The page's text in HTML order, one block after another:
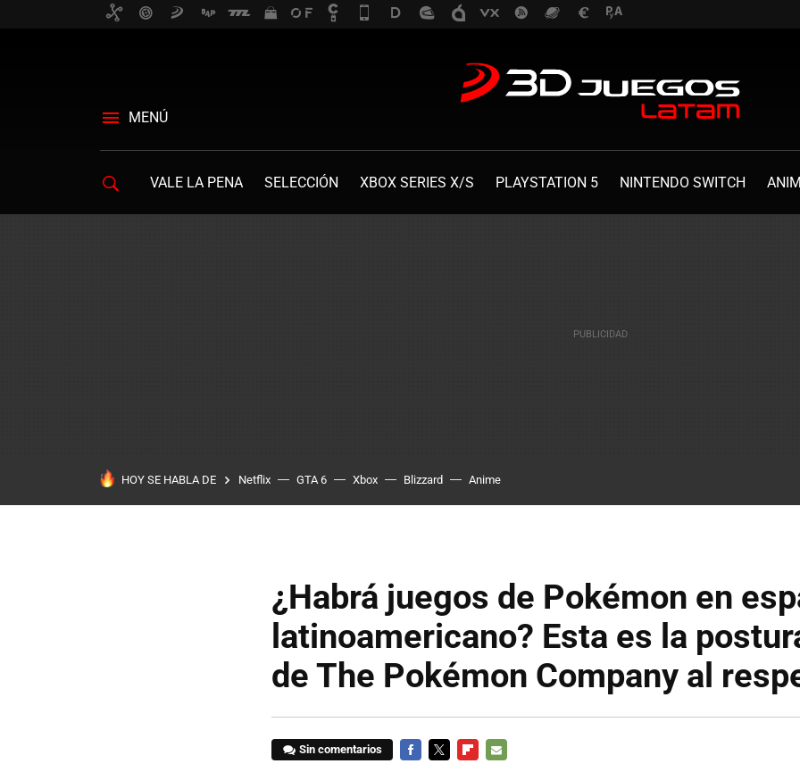
MENÚ
VALE LA PENA SELECCIÓN XBOX SERIES X/S PLAYSTATION 5 NINTENDO SWITCH
HOY SE HABLA DE Netflix GTA 6 Xbox Blizzard Anime
¿Habrá juegos de Pokémon en
latinoamericano? Esta es la
de The Pokémon Company al
Sin comentarios